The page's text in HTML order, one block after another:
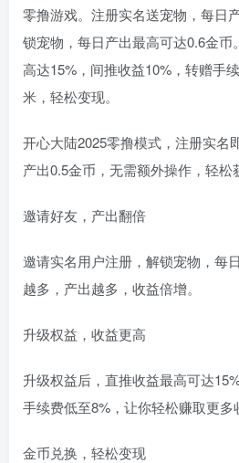
零撸游戏。注册实名送宠物，每日
锁宠物，每日产出最高可达0.6金
高达15%，间推收益10%，转赠手
米，轻松变现。
开心大陆2025零撸模式，注册实名
产出0.5金币，无需额外操作，轻松
邀请好友，产出翻倍
邀请实名用户注册，解锁宠物，每
越多，产出越多，收益倍增。
升级权益，收益更高
升级权益后，直推收益最高可达
手续费低至8%，让你轻松赚取更多
金币兑换，轻松变现